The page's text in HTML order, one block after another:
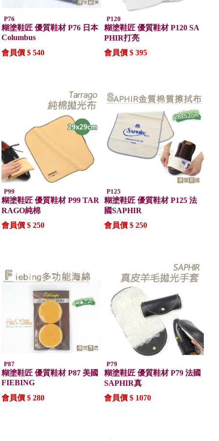
P76
糊塗鞋匠 優質鞋材 P76 日本
Columbus
會員價 $ 540
P120
糊塗鞋匠 優質鞋材 P120 SA
PHIR打亮
會員價 $ 395
P99
糊塗鞋匠 優質鞋材 P99 TAR
RAGO純棉
會員價 $ 250
P125
糊塗鞋匠 優質鞋材 P125 法
國SAPHIR
會員價 $ 250
P87
糊塗鞋匠 優質鞋材 P87 美國
FIEBING
會員價 $ 280
P79
糊塗鞋匠 優質鞋材 P79 法國
SAPHIR真
會員價 $ 1070